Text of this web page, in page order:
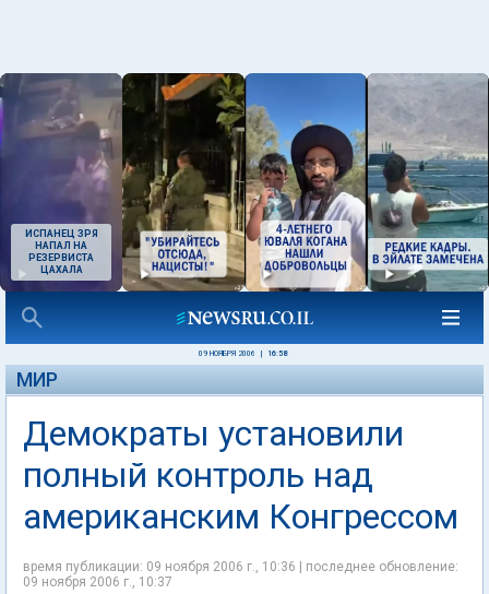
ИСПАНЕЦ ЗРЯ
НАПАЛ НА
РЕЗЕРВИСТА
ЦАХАЛА
09 НОЯБРЯ 2006 16:58
МИР
Демократы установили
полный контроль над
американским Конгрессом
время публикации: 09 ноября 2006 г., 10:36 | последнее обновление:
09 ноября 2006 г., 10:37